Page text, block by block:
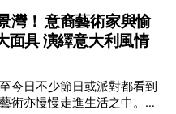
目了然東京招牌設計的多樣
也能拼湊出獨特的視覺語
領域，後轉向電影與創意指
邀請擔任復出巡演的創意
視覺元素，並與Virgil Abloh
Weeknd、FKA Twigs、
愛的視覺建築師。 0:00
止文化業務，但這幢由建築
免令人感慨。 01 明星
岡縣｜1978年 這是谷
他跟父親完成了金澤市立玉
這幢美術館獲頒日本建築學
是為他踏上明星建築師之途
灣！ 意裔藝術家與愉
面具 演繹意大利風情
今日不少節日或派對都看到
術亦慢慢走進生活之中。居